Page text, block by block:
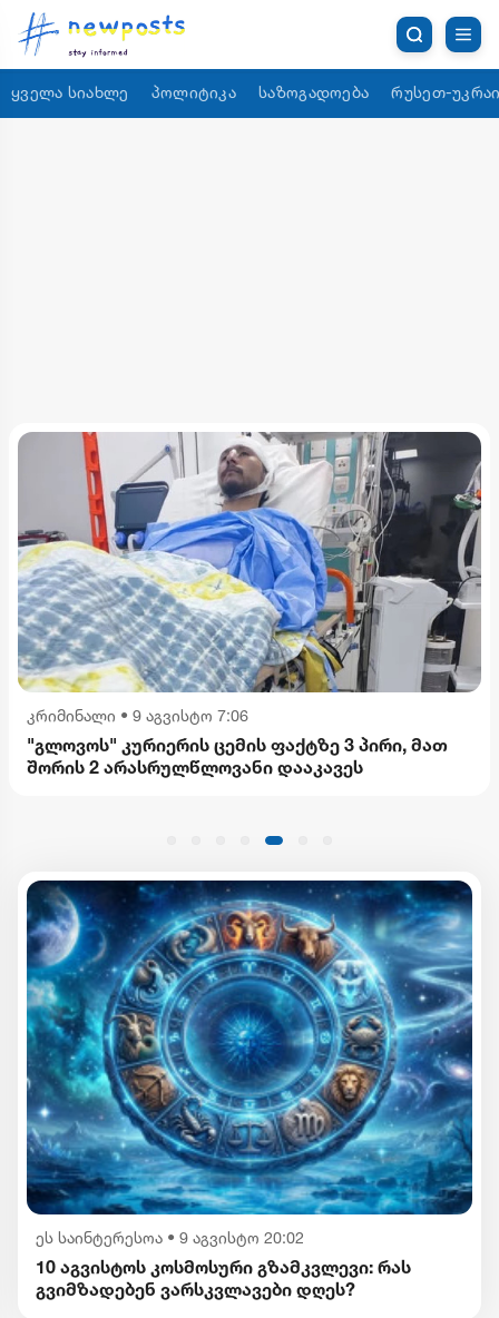
ყველა სიახლე პოლიტიკა საზოგადოება რუსეთ-
კრიმინალი • 9 აგვისტო 7:06
"გლოვოს" კურიერის ცემის ფაქტზე 3 პირი, მათ
შორის 2 არასრულწლოვანი დააკავეს
ეს საინტერესოა • 9 აგვისტო 20:02
10 აგვისტოს კოსმოსური გზამკვლევი: რას
გვიმზადებენ ვარსკვლავები დღეს?